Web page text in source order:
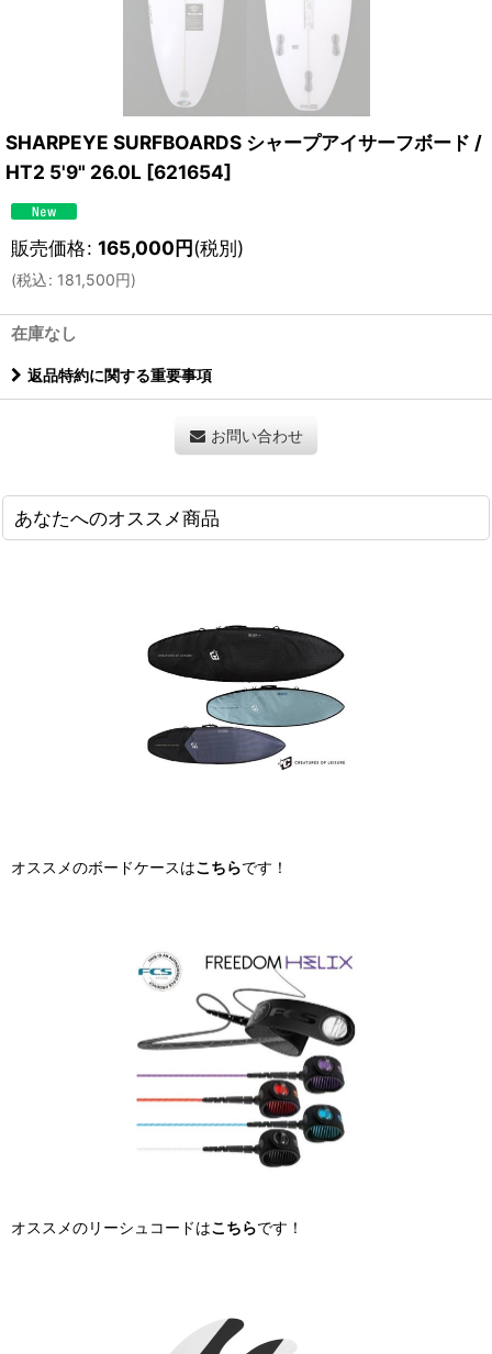
SHARPEYE SURFBOARDS シャープアイサーフボード /
HT2 5'9" 26.0L [621654]
販売価格: 165,000円(税別)
(税込: 181,500円)
在庫なし
返品特約に関する重要事項
お問い合わせ
あなたへのオススメ商品
オススメのボードケースはこちらです！
オススメのリーシュコードはこちらです！